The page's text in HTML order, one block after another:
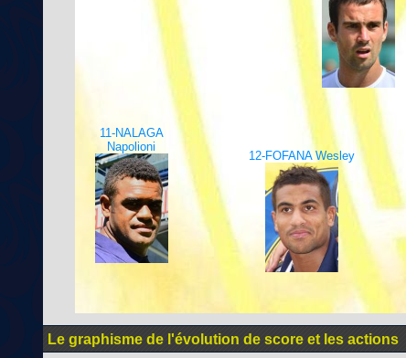
11-NALAGA
Napolioni
12-FOFANA Wesley
Le graphisme de l'évolution de score et les actions